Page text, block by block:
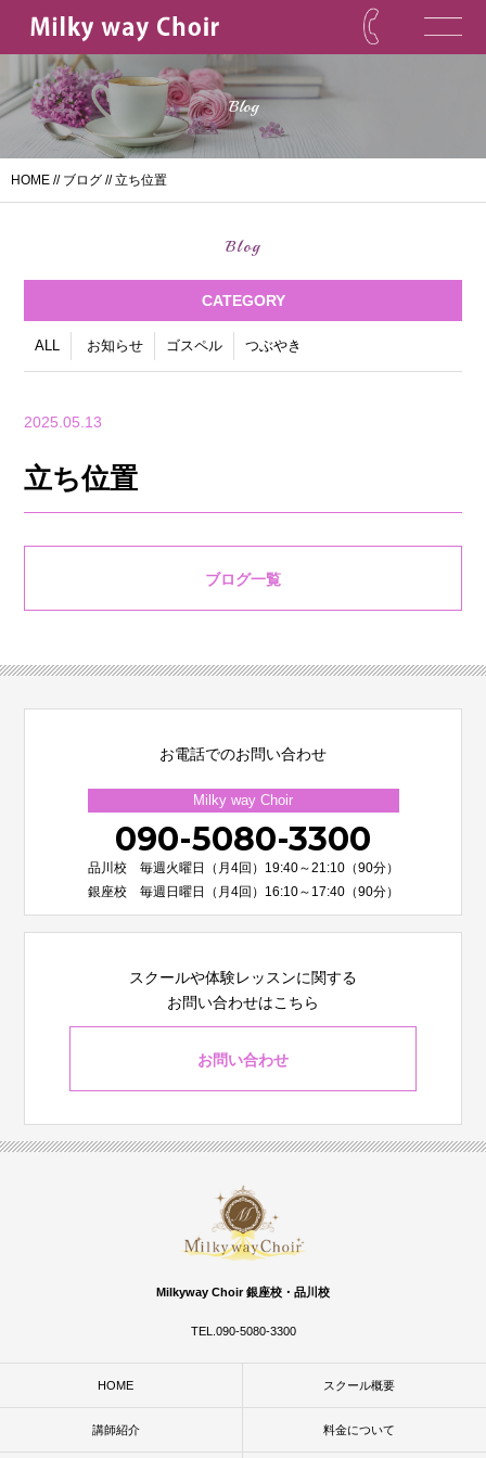
Blog
HOME // ブログ // 立ち位置
Blog
CATEGORY
ALL お知らせ ゴスペル つぶやき
2025.05.13
立ち位置
ブログ一覧
お電話でのお問い合わせ
Milky way Choir
090-5080-3300
品川校 毎週火曜日（月4回）19:40～21:10（90分）
銀座校 毎週日曜日（月4回）16:10～17:40（90分）
スクールや体験レッスンに関する
お問い合わせはこちら
お問い合わせ
Milkyway Choir 銀座校・品川校
TEL.090-5080-3300
HOME スクール概要
講師紹介 料金について